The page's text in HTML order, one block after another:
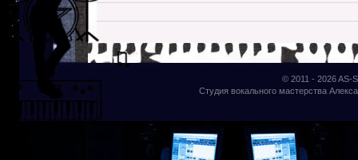
© 2011 - 2026AS-
Студия вокального мастерства